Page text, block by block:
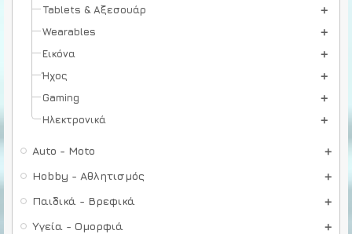
Tablets & Αξεσουάρ
Wearables
Εικόνα
Ήχος
Gaming
Ηλεκτρονικά
Auto - Moto
Hobby - Αθλητισμός
Παιδικά - Βρεφικά
Υγεία - Ομορφιά